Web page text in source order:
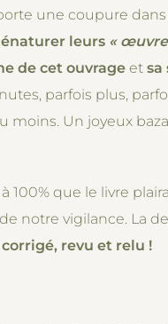
une coupure
leurs «
de cet ouvrage et sa
parfois plus,
moins. Un joyeux
100% que le livre
notre vigilance. La
corrigé, revu et relu !